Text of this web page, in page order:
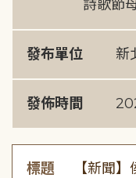
詩歌節
發布單位 新
發佈時間
標題
【新聞